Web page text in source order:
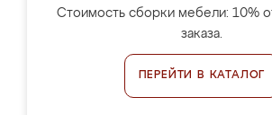
Стоимость сборки мебели: 10%
заказа.
ПЕРЕЙТИ В КАТАЛОГ